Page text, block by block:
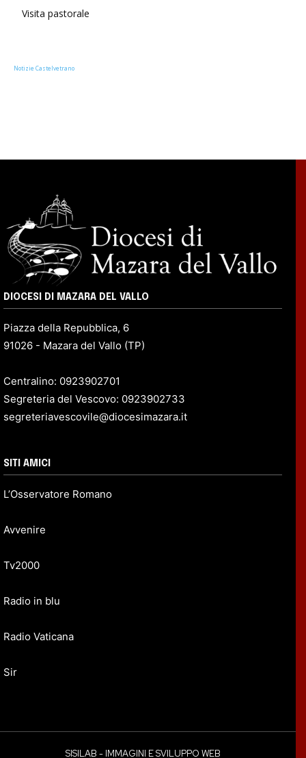
Visita pastorale
Notizie Castelvetrano
DIOCESI DI MAZARA DEL VALLO
Piazza della Repubblica, 6
91026 - Mazara del Vallo (TP)
Centralino: 0923902701
Segreteria del Vescovo: 0923902733
segreteriavescovile@diocesimazara.it
SITI AMICI
L’Osservatore Romano
Avvenire
Tv2000
Radio in blu
Radio Vaticana
Sir
SISILAB - IMMAGINI E SVILUPPO WEB